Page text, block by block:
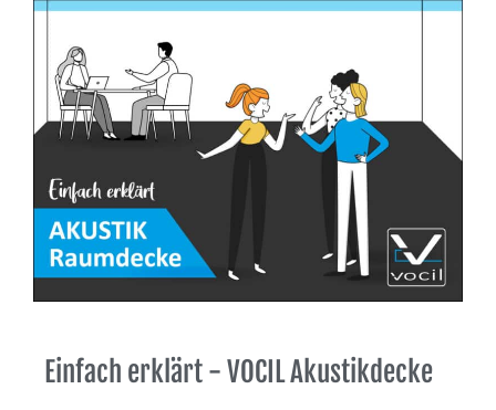
Einfach erklärt - VOCIL Akustikdecke